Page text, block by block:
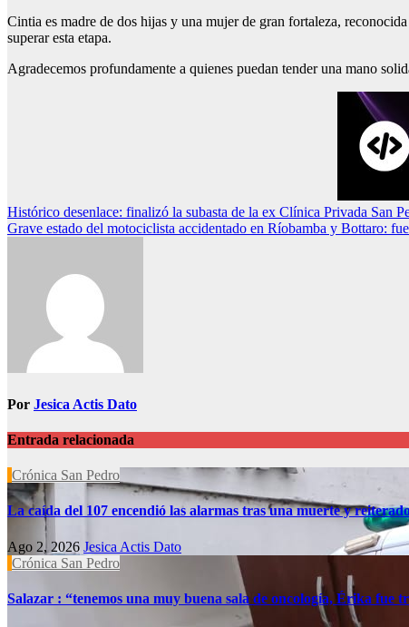
Cintia es madre de dos hijas y una mujer de gran fortaleza,
superar esta etapa.
Agradecemos profundamente a quienes puedan tender una mano
Navegación
de
Histórico desenlace: finalizó la subasta de la ex Clínica Privada San
Grave estado del motociclista accidentado en Ríobamba y Bottaro:
Por Jesica Actis Dato
Entrada relacionada
Crónica San Pedro
La caída del 107 encendió las alarmas tras una muerte y
Ago 2, 2026 Jesica Actis Dato
Crónica San Pedro
Salazar : “tenemos una muy buena sala de oncología, Érika fue